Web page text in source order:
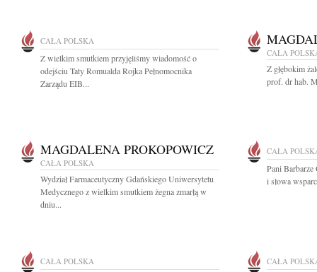
CAŁA POLSKA
Z wielkim smutkiem przyjęliśmy wiadomość o
odejściu Taty Romualda Rojka Pełnomocnika
Zarządu EIB...
CAŁA
Z głębokim
prof. dr hab.
MAGDALENA PROKOPOWICZ
CAŁA POLSKA
Wydział Farmaceutyczny Gdańskiego Uniwersytetu
Medycznego z wielkim smutkiem żegna zmarłą w
dniu...
CAŁA
Pani Barbarze
i słowa
CAŁA POLSKA CAŁA